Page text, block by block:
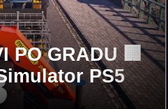
POSLOVNA
PO GRADU 🏢
PS5